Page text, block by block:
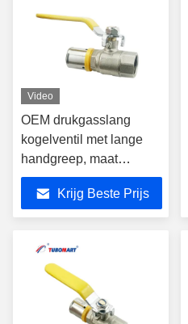
Video
OEM drukgasslang
kogelventil met lange
handgreep, maat
S16X10, geschikt voor
PAP-meerlaagse
gasleidingen.
Krijg Beste Prijs